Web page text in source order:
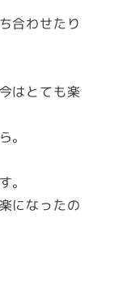
合わせたり
はとても楽
。
。
になったの